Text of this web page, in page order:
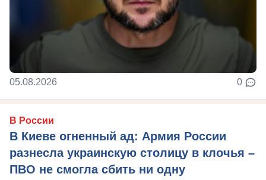
05.08.2026 0
В России
В Киеве огненный ад: Армия России
разнесла украинскую столицу в клочья –
ПВО не смогла сбить ни одну